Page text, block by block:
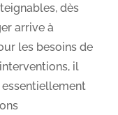
dès
arrive à
les besoins de
il